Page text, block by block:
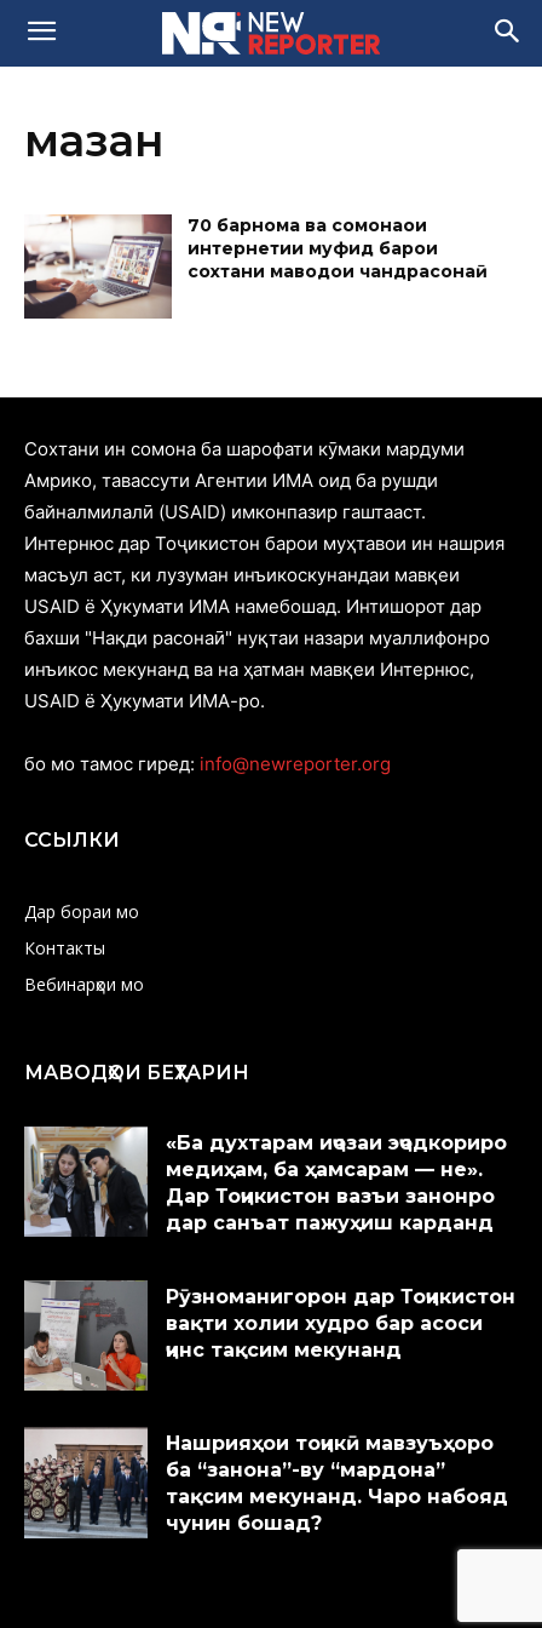
маҳзан
70 барнома ва сомонаҳои
интернетии муфид барои
сохтани маводҳои чандрасонаӣ
Cохтани ин сомона ба шарофати кӯмаки мардуми
Амрико, тавассути Агентии ИМА оид ба рушди
байналмилалӣ (USAID) имконпазир гаштааст.
Интернюс дар Тоҷикистон барои муҳтавои ин нашрия
масъул аст, ки лузуман инъикоскунандаи мавқеи
USAID ё Ҳукумати ИМА намебошад. Интишорот дар
бахши "Нақди расонаӣ" нуқтаи назари муаллифонро
инъикос мекунанд ва на ҳатман мавқеи Интернюс,
USAID ё Ҳукумати ИМА-ро.
бо мо тамос гиред: info@newreporter.org
ССЫЛКИ
Дар бораи мо
Контакты
Вебинарҳои мо
МАВОДҲОИ БЕҲТАРИН
«Ба духтарам иҷозаи эҷодкориро
медиҳам, ба ҳамсарам — не».
Дар Тоҷикистон вазъи занонро
дар санъат пажуҳиш карданд
Рӯзноманигорон дар Тоҷикистон
вақти холии худро бар асоси
ҷинс тақсим мекунанд
Нашрияҳои тоҷикӣ мавзуъҳоро
ба “занона”-ву “мардона”
тақсим мекунанд. Чаро набояд
чунин бошад?